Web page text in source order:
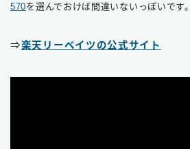
570を選んでおけば間違いないっぽいです。
⇒楽天リーベイツの公式サイト